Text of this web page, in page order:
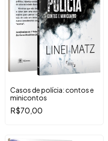
Casos de polícia: contos e
minicontos
R$70,00